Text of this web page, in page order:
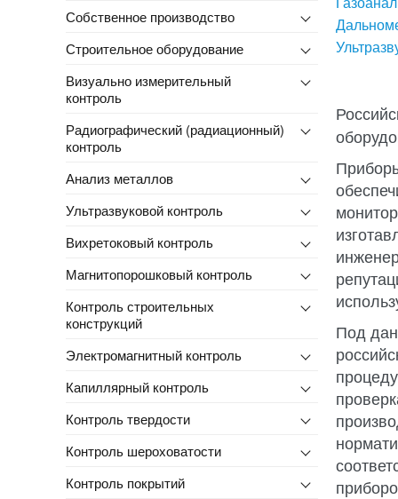
Собственное производство
Строительное оборудование
Визуально измерительный
контроль
Радиографический (радиационный)
контроль
Анализ металлов
Ультразвуковой контроль
Вихретоковый контроль
Магнитопорошковый контроль
Контроль строительных
конструкций
Электромагнитный контроль
Капиллярный контроль
Контроль твердости
Контроль шероховатости
Контроль покрытий
Под